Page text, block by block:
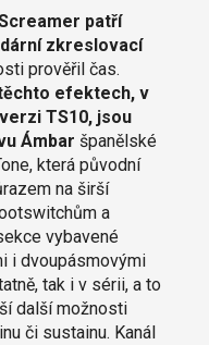
patří
zkreslovací
prověřil čas.
efektech, v
TS10, jsou
Ámbar španělské
která původní
na širší
a
vybavené
i dvoupásmovými
tak i v sérii, a to
další možnosti
či sustainu. Kanál